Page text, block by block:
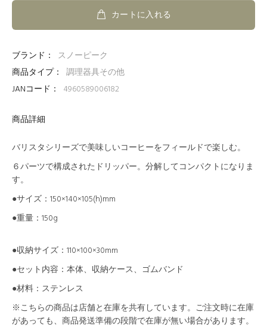
カートに入れる
ブランド：
スノーピーク
商品タイプ： 調理器具その他
JANコード：
4960589006182
商品詳細
バリスタシリーズで美味しいコーヒーをフィールドで楽しむ。
６パーツで構成されたドリッパー。分解してコンパクトになりま
す。
●サイズ： 150×140×105(h)mm
●重量 ： 150g
●収納サイズ： 110×100×30mm
●セット内容 ： 本体、収納ケース、ゴムバンド
●材料 ： ステンレス
※こちらの商品は店舗と在庫を共有しています。ご注文時に在庫
があっても、商品発送準備の段階で在庫が無い場合があります。